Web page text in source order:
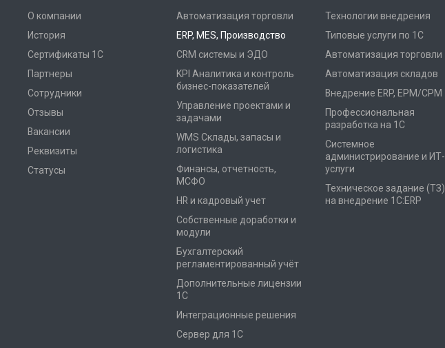
О компании
История
Сертификаты 1С
Партнеры
Сотрудники
Отзывы
Вакансии
Реквизиты
Статусы
Автоматизация торговли
ERP, MES, Производство
CRM системы и ЭДО
KPI Аналитика и контроль
бизнес-показателей
Управление проектами и
задачами
WMS Склады, запасы и
логистика
Финансы, отчетность,
МСФО
HR и кадровый учет
Собственные доработки и
модули
Бухгалтерский
регламентированный учёт
Дополнительные лицензии
1С
Интеграционные решения
Сервер для 1С
Технологии внедрения
Типовые услуги по 1С
Автоматизация торговли
Автоматизация складов
Внедрение ERP, EPM/CPM
Профессиональная
разработка на 1С
Системное
администрирование и ИТ-
услуги
Техническое задание (ТЗ)
на внедрение 1С:ERP